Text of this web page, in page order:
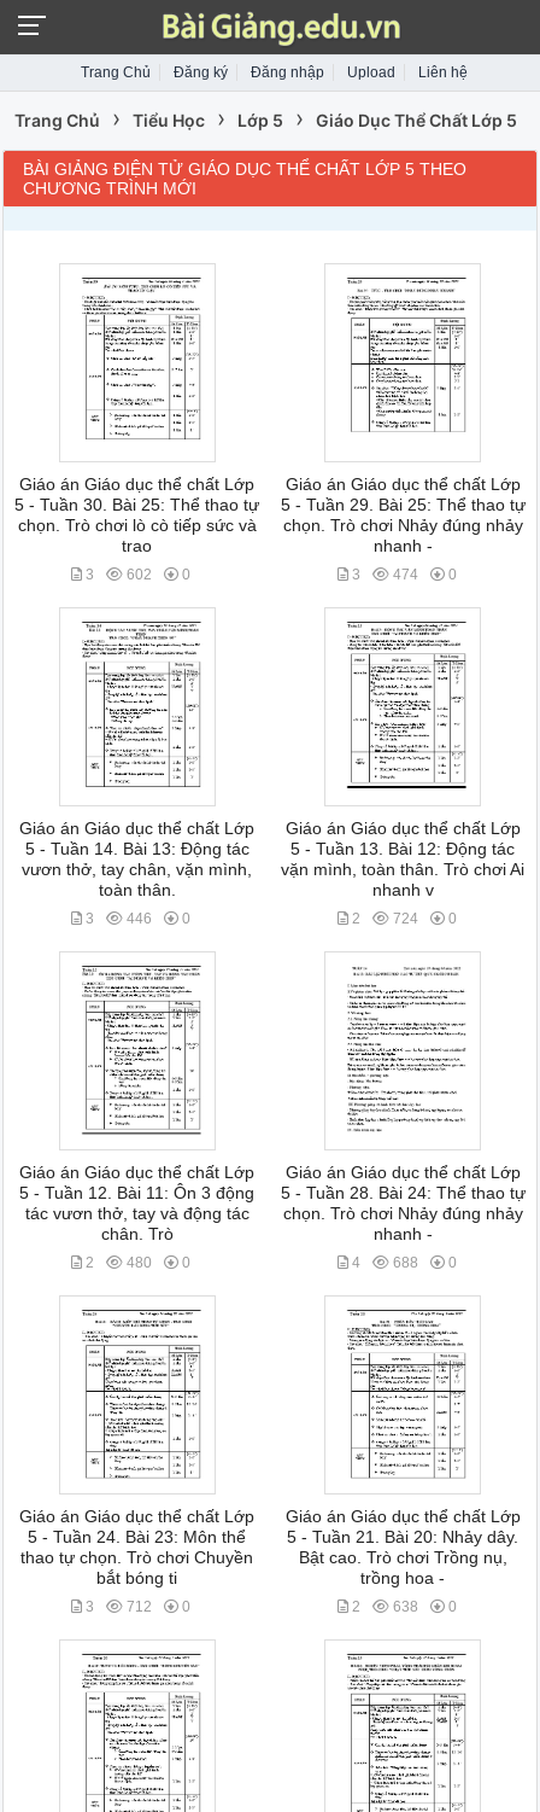
Trang Chủ Đăng ký Đăng nhập Upload Liên hệ
Trang Chủ › Tiểu Học › Lớp 5 › Giáo Dục Thể Chất Lớp 5
BÀI GIẢNG ĐIỆN TỬ GIÁO DỤC THỂ CHẤT LỚP 5 THEO
CHƯƠNG TRÌNH MỚI
Giáo án Giáo dục thể chất Lớp
5 - Tuần 30. Bài 25: Thể thao tự
chọn. Trò chơi lò cò tiếp sức và
trao
3 602 0
Giáo án Giáo dục thể chất Lớp
5 - Tuần 29. Bài 25: Thể thao tự
chọn. Trò chơi Nhảy đúng nhảy
nhanh -
3 474 0
Giáo án Giáo dục thể chất Lớp
5 - Tuần 14. Bài 13: Động tác
vươn thở, tay chân, vặn mình,
toàn thân.
3 446 0
Giáo án Giáo dục thể chất Lớp
5 - Tuần 13. Bài 12: Động tác
vặn mình, toàn thân. Trò chơi Ai
nhanh v
2 724 0
Giáo án Giáo dục thể chất Lớp
5 - Tuần 12. Bài 11: Ôn 3 động
tác vươn thở, tay và động tác
chân. Trò
2 480 0
Giáo án Giáo dục thể chất Lớp
5 - Tuần 28. Bài 24: Thể thao tự
chọn. Trò chơi Nhảy đúng nhảy
nhanh -
4 688 0
Giáo án Giáo dục thể chất Lớp
5 - Tuần 24. Bài 23: Môn thể
thao tự chọn. Trò chơi Chuyền
bắt bóng ti
3 712 0
Giáo án Giáo dục thể chất Lớp
5 - Tuần 21. Bài 20: Nhảy dây.
Bật cao. Trò chơi Trồng nụ,
trồng hoa -
2 638 0